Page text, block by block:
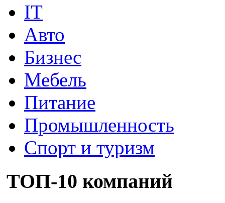
IT
Авто
Бизнес
Мебель
Питание
Промышленность
Спорт и туризм
ТОП-10 компаний